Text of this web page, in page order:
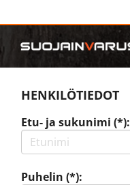
HENKILÖTIEDOT
Etu- ja sukunimi (*):
Puhelin (*):